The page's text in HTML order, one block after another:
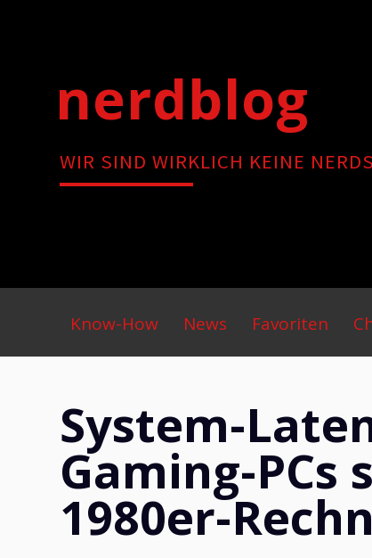
nerdblog
WIR SIND WIRKLICH KEINE
Primary
Menu
Know-How News Favoriten
System-
Gaming-PCs
1980er-